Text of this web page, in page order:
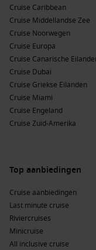
Cruise Caribbean
Cruise Middellandse Zee
Cruise Noorwegen
Cruise Europa
Cruise Canarische
Cruise Dubai
Cruise Griekse Eilanden
Cruise Miami
Cruise Engeland
Cruise Zuid-Amerika
Top aanbiedingen
Cruise aanbiedingen
Last minute cruise
Riviercruises
Minicruise
All inclusive cruise